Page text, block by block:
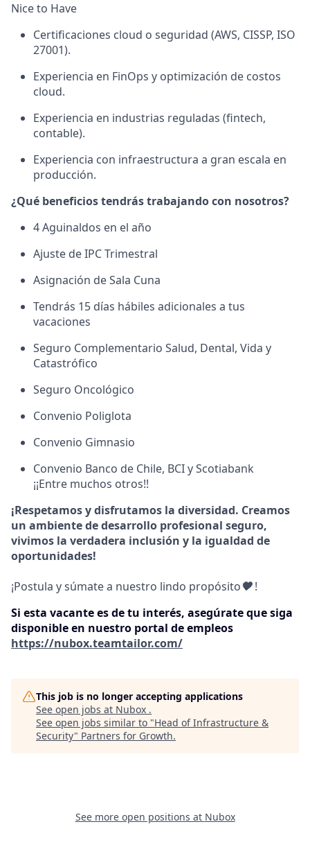
Nice to Have
Certificaciones cloud o seguridad (AWS, CISSP, ISO
27001).
Experiencia en FinOps y optimización de costos
cloud.
Experiencia en industrias reguladas (fintech,
contable).
Experiencia con infraestructura a gran escala en
producción.
¿Qué beneficios tendrás trabajando con nosotros?
4 Aguinaldos en el año
Ajuste de IPC Trimestral
Asignación de Sala Cuna
Tendrás 15 días hábiles adicionales a tus
vacaciones
Seguro Complementario Salud, Dental, Vida y
Catastrófico
Seguro Oncológico
Convenio Poliglota
Convenio Gimnasio
Convenio Banco de Chile, BCI y Scotiabank
¡¡Entre muchos otros!!
¡Respetamos y disfrutamos la diversidad. Creamos
un ambiente de desarrollo profesional seguro,
vivimos la verdadera inclusión y la igualdad de
oportunidades!
¡Postula y súmate a nuestro lindo propósito🧡!
Si esta vacante es de tu interés, asegúrate que siga
disponible en nuestro portal de empleos
https://nubox.teamtailor.com/
This job is no longer accepting applications
See open jobs at Nubox .
See open jobs similar to "Head of Infrastructure &
Security" Partners for Growth.
See more open positions at Nubox